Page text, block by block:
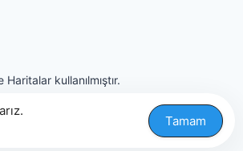
kullanılmıştır.
Tamam